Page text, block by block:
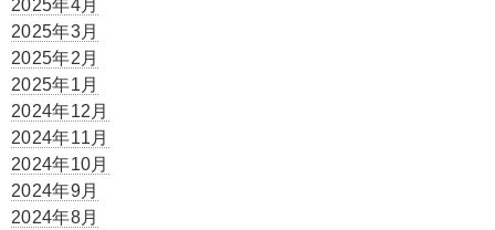
2025年4月
2025年3月
2025年2月
2025年1月
2024年12月
2024年11月
2024年10月
2024年9月
2024年8月